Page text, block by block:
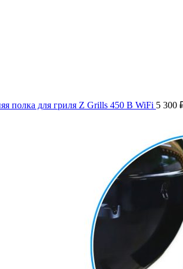
полка для гриля Z Grills 450 B WiFi 5 300